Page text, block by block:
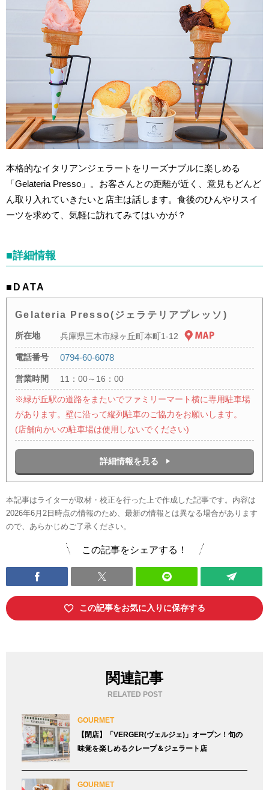
本格的なイタリアンジェラートをリーズナブルに楽しめる
「Gelateria Presso」。お客さんとの距離が近く、意見もどんど
ん取り入れていきたいと店主は話します。食後のひんやりスイ
ーツを求めて、気軽に訪れてみてはいかが？
■詳細情報
■DATA
Gelateria Presso(ジェラテリアプレッソ)
所在地 兵庫県三木市緑ヶ丘町本町1-12
電話番号 0794-60-6078
営業時間 11：00～16：00
※緑が丘駅の道路をまたいでファミリーマート横に専用駐車場
があります。壁に沿って縦列駐車のご協力をお願いします。
(店舗向かいの駐車場は使用しないでください)
詳細情報を見る
本記事はライターが取材・校正を行った上で作成した記事です。内容は
2026年6月2日時点の情報のため、最新の情報とは異なる場合があります
ので、あらかじめご了承ください。
この記事をシェアする！
この記事をお気に入りに保存する
関連記事
RELATED POST
GOURMET
【閉店】「VERGER(ヴェルジェ)」オープン！旬の
味覚を楽しめるクレープ＆ジェラート店
GOURMET